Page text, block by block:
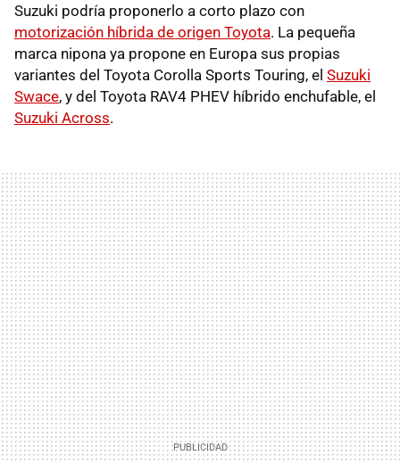
Suzuki podría proponerlo a corto plazo con
motorización híbrida de origen Toyota. La pequeña
marca nipona ya propone en Europa sus propias
variantes del Toyota Corolla Sports Touring, el Suzuki
Swace, y del Toyota RAV4 PHEV híbrido enchufable, el
Suzuki Across.